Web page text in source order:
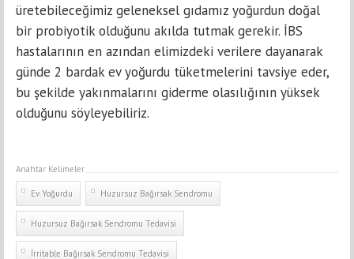
üretebileceğimiz geleneksel gıdamız yoğurdun doğal
bir probiyotik olduğunu akılda tutmak gerekir. İBS
hastalarının en azından elimizdeki verilere dayanarak
günde 2 bardak ev yoğurdu tüketmelerini tavsiye eder,
bu şekilde yakınmalarını giderme olasılığının yüksek
olduğunu söyleyebiliriz.
Anahtar Kelimeler
Ev Yoğurdu Huzursuz Bağırsak Sendromu
Huzursuz Bağırsak Sendromu Tedavisi
İrritable Bağırsak Sendromu Tedavisi